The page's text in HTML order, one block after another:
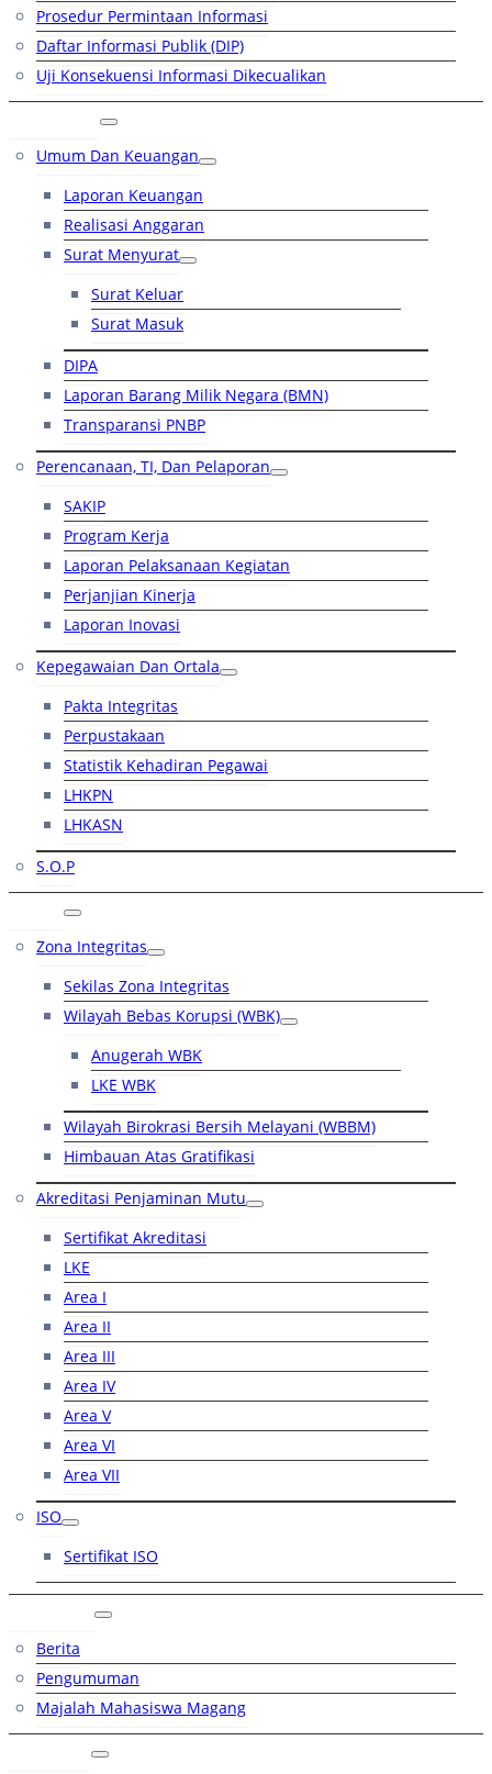
Prosedur Permintaan Informasi
Daftar Informasi Publik (DIP)
Uji Konsekuensi Informasi Dikecualikan
Umum Dan Keuangan
Laporan Keuangan
Realisasi Anggaran
Surat Menyurat
Surat Keluar
Surat Masuk
DIPA
Laporan Barang Milik Negara (BMN)
Transparansi PNBP
Perencanaan, TI, Dan Pelaporan
SAKIP
Program Kerja
Laporan Pelaksanaan Kegiatan
Perjanjian Kinerja
Laporan Inovasi
Kepegawaian Dan Ortala
Pakta Integritas
Perpustakaan
Statistik Kehadiran Pegawai
LHKPN
LHKASN
S.O.P
Zona Integritas
Sekilas Zona Integritas
Wilayah Bebas Korupsi (WBK)
Anugerah WBK
LKE WBK
Wilayah Birokrasi Bersih Melayani (WBBM)
Himbauan Atas Gratifikasi
Akreditasi Penjaminan Mutu
Sertifikat Akreditasi
LKE
Area I
Area II
Area III
Area IV
Area V
Area VI
Area VII
ISO
Sertifikat ISO
Berita
Pengumuman
Majalah Mahasiswa Magang